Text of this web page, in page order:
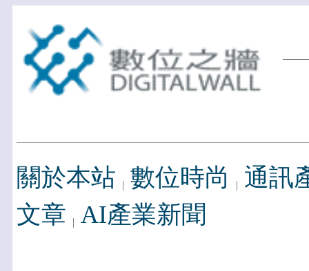
關於本站 數位時尚
通訊
文章 AI產業新聞